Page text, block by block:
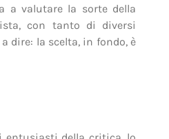
a valutare la sorte della
con tanto di diversi
dire: la scelta, in fondo, è